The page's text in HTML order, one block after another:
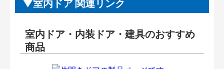
室内ドア 関連リンク
室内ドア・内装ドア・建具のおすすめ
商品